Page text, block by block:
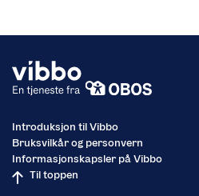
Introduksjon til Vibbo
Bruksvilkår og personvern
Informasjonskapsler på Vibbo
Til toppen